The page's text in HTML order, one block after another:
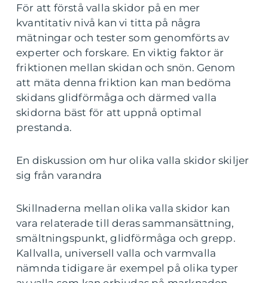
För att förstå valla skidor på en mer
kvantitativ nivå kan vi titta på några
mätningar och tester som genomförts av
experter och forskare. En viktig faktor är
friktionen mellan skidan och snön. Genom
att mäta denna friktion kan man bedöma
skidans glidförmåga och därmed valla
skidorna bäst för att uppnå optimal
prestanda.
En diskussion om hur olika valla skidor skiljer
sig från varandra
Skillnaderna mellan olika valla skidor kan
vara relaterade till deras sammansättning,
smältningspunkt, glidförmåga och grepp.
Kallvalla, universell valla och varmvalla
nämnda tidigare är exempel på olika typer